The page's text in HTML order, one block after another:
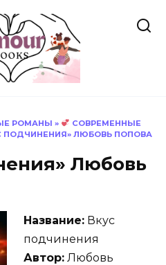
РОМАНЫ »
СОВРЕМЕННЫЕ
ПОДЧИНЕНИЯ» ЛЮБОВЬ ПОПОВА
Любовь
Название: Вкус
подчинения
Автор: Любовь